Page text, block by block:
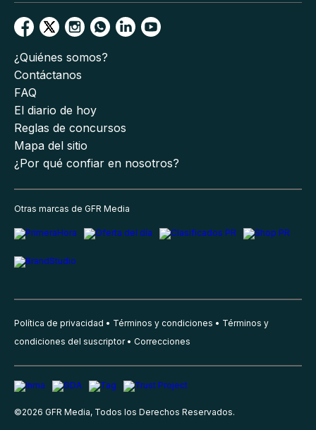
¿Quiénes somos?
Contáctanos
FAQ
El diario de hoy
Reglas de concursos
Mapa del sitio
¿Por qué confiar en nosotros?
Otras marcas de GFR Media
Política de privacidad Términos y condiciones
Términos y
condiciones del suscriptor
Correcciones
©2026 GFR Media, Todos los Derechos Reservados.